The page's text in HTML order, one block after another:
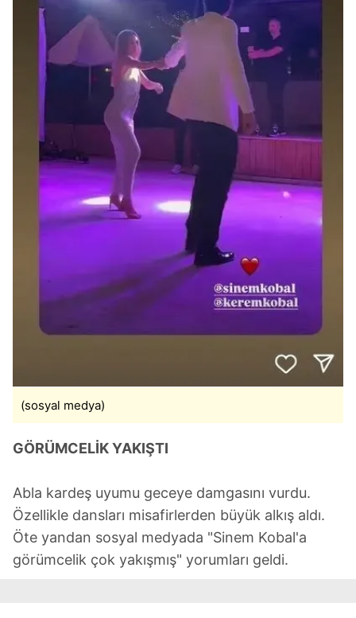
(sosyal medya)
GÖRÜMCELİK YAKIŞTI
Abla kardeş uyumu geceye damgasını vurdu.
Özellikle dansları misafirlerden büyük alkış aldı.
Öte yandan sosyal medyada "Sinem Kobal'a
görümcelik çok yakışmış" yorumları geldi.